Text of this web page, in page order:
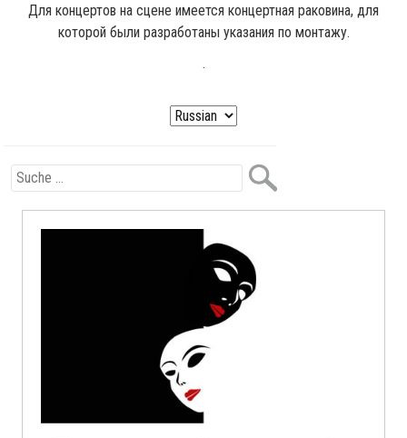
Для концертов на сцене имеется концертная раковина, для
которой были разработаны указания по монтажу.
.